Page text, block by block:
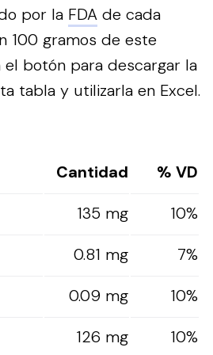
por la FDA de cada
100 gramos de este
el botón para descargar la
tabla y utilizarla en Excel.
Cantidad
% VD
135 mg
10%
0.81 mg
7%
0.09 mg
10%
126 mg
10%